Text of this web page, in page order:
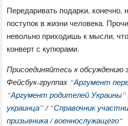
Передаривать подарки, конечно,
поступок в жизни человека.
невольно приходишь к мысли,
конверт с купюрами.
Присоединяйтесь к обсуждению
Фейсбук-группах “Аргумент
“Аргумент родителей Украины
украинца” / “Справочник
призывника / военнослужащего“